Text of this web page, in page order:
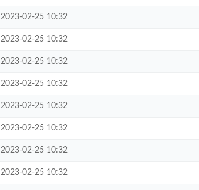
2023-02-25 10:32
2023-02-25 10:32
2023-02-25 10:32
2023-02-25 10:32
2023-02-25 10:32
2023-02-25 10:32
2023-02-25 10:32
2023-02-25 10:32